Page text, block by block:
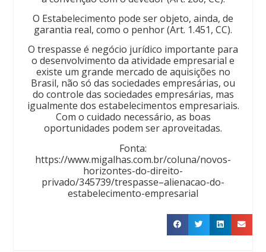
O Estabelecimento pode ser objeto, ainda, de
garantia real, como o penhor (Art. 1.451, CC).
O trespasse é negócio jurídico importante para
o desenvolvimento da atividade empresarial e
existe um grande mercado de aquisições no
Brasil, não só das sociedades empresárias, ou
do controle das sociedades empresárias, mas
igualmente dos estabelecimentos empresariais.
Com o cuidado necessário, as boas
oportunidades podem ser aproveitadas.
Fonta:
https://www.migalhas.com.br/coluna/novos-
horizontes-do-direito-
privado/345739/trespasse–alienacao-do-
estabelecimento-empresarial